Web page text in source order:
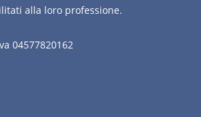
alla loro professione.
04577820162